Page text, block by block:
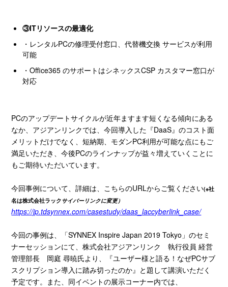
③ITリソースの最適化
・レンタルPCの修理受付窓口、代替機交換 サービスが利用
可能
・Office365のサポートはシネックスCSP カスタマー窓口が
対応
PCのアップデートサイクルが近年ますます短くなる傾向にある
なか、アジアンリンクでは、今回導入した『DaaS』のコスト面
メリットだけでなく、短納期、モダンPC利用が可能な点にもご
満足いただき、今後PCのラインナップが益々増えていくことに
もご期待いただいています。
今回事例について、詳細は、こちらのURLからご覧ください(※社
名は株式会社ラックサイバーリンクに変更）
https://jp.tdsynnex.com/casestudy/daas_laccyberlink_case/
今回の事例は、「SYNNEX Inspire Japan 2019 Tokyo 」のセミ
ナーセッションにて、株式会社アジアンリンク 執行役員 経営
管理部長 岡庭 尋暁氏より、『ユーザー様と語る！なぜPCサブ
スクリプション導入に踏み切ったのか』と題して講演いただく
予定です。また、同イベントの展示コーナー内では、